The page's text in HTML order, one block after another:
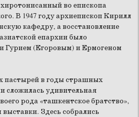
во епископа
В 1947 году архиепископ Кирилл
кафедру, а восстановление
епархии было
Гурием (Егоровым) и Ермогеном
пастырей в годы страшных
сложилась удивительная
рода «ташкентское братство»,
выставки. Здесь собрались